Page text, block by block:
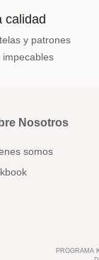
calidad
y patrones
impecables
Nosotros
somos
PROGRAMA